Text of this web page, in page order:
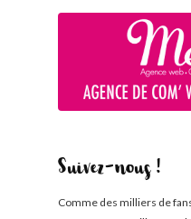
Suivez-nous !
Comme des milliers de